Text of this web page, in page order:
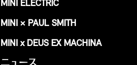
MINI ELECTRIC
MINI × PAUL SMITH
MINI x DEUS EX MACHINA